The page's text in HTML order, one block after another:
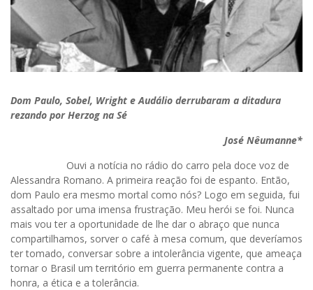
Dom Paulo, Sobel, Wright e Audálio derrubaram a ditadura
rezando por Herzog na Sé
José Nêumanne*
Ouvi a notícia no rádio do carro pela doce voz de
Alessandra Romano. A primeira reação foi de espanto. Então,
dom Paulo era mesmo mortal como nós? Logo em seguida, fui
assaltado por uma imensa frustração. Meu herói se foi. Nunca
mais vou ter a oportunidade de lhe dar o abraço que nunca
compartilhamos, sorver o café à mesa comum, que deveríamos
ter tomado, conversar sobre a intolerância vigente, que ameaça
tornar o Brasil um território em guerra permanente contra a
honra, a ética e a tolerância.